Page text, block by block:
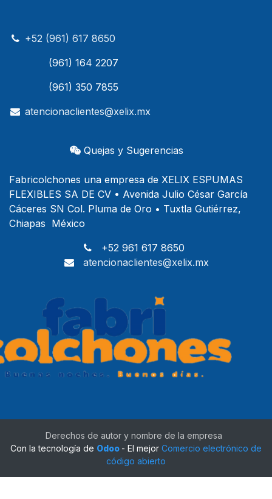
+52 (961) 617 8650
(961) 164 2207
(961) 350 7855
atencionaclientes@xelix.mx
Quejas y Sugerencias
Fabricolchones una empresa de XELIX ESPUMAS
FLEXIBLES SA DE CV • Avenida Julio César García
Cáceres SN Col. Pluma de Oro • Tuxtla Gutiérrez,
Chiapas México
+52 961 617 8650
atencionaclientes@xelix.mx
Derechos de autor y nombre de la empresa
Con la tecnología de Odoo - El mejor Comercio electrónico de
código abierto